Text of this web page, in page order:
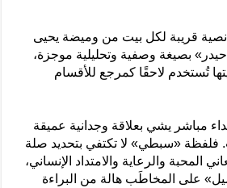
نصية قريبة لكل بيت من وميضة يحيى
بصيغة وصفية وتحليلية موجزة،
تُستخدم لاحقًا كمرجع للأقسام
مباشر يشي بعلاقة وجدانية عميقة
فلفظة «سبطي» لا تكتفي بتحديد صلة
المحبة والرعاية والامتداد الإنساني،
على المخاطَب هالة من البراءة